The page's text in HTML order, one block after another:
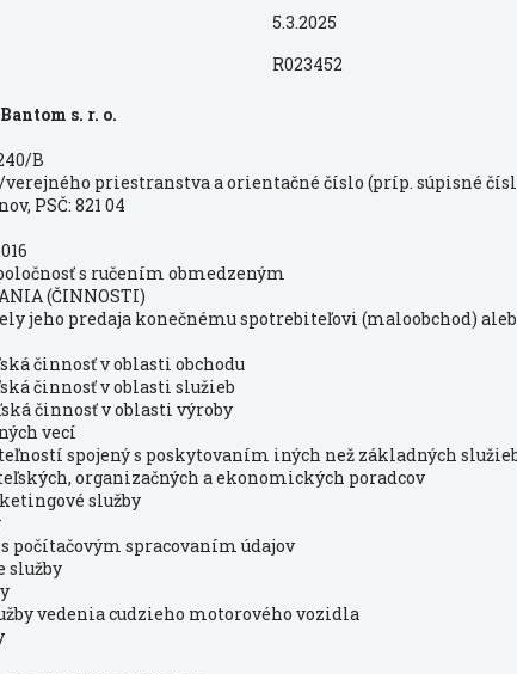
5.3.2025
R023452
Bantom s. r. o.
B
priestranstva a orientačné číslo (príp. súpisné
PSČ: 821 04
s ručením obmedzeným
(ČINNOSTI)
jeho predaja konečnému spotrebiteľovi (maloobchod)
činnosť v oblasti obchodu
činnosť v oblasti služieb
činnosť v oblasti výroby
vecí
spojený s poskytovaním iných než základných
organizačných a ekonomických poradcov
služby
s počítačovým spracovaním údajov
služby
vedenia cudzieho motorového vozidla